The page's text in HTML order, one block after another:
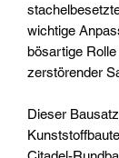
wichtige
bösartige
zerstörender
Dieser